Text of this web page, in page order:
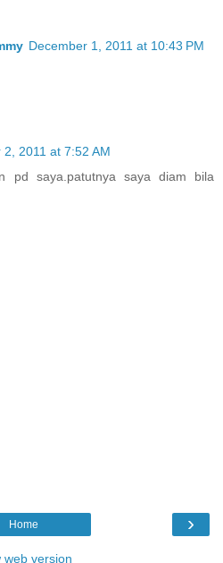
December 1, 2011 at 10:43 PM
2, 2011 at 7:52 AM
pd saya.patutnya saya diam bila
›
Home
web version